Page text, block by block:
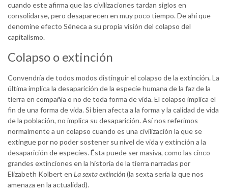
cuando este afirma que las civilizaciones tardan siglos en
consolidarse, pero desaparecen en muy poco tiempo. De ahí que
denomine efecto Séneca a su propia visión del colapso del
capitalismo.
Colapso o extinción
Convendría de todos modos distinguir el colapso de la extinción. La
última implica la desaparición de la especie humana de la faz de la
tierra en compañía o no de toda forma de vida. El colapso implica el
fin de una forma de vida. Si bien afecta a la forma y la calidad de vida
de la población, no implica su desaparición. Así nos referimos
normalmente a un colapso cuando es una civilización la que se
extingue por no poder sostener su nivel de vida y extinción a la
desaparición de especies. Ésta puede ser masiva, como las cinco
grandes extinciones en la historia de la tierra narradas por
Elizabeth Kolbert en La sexta extinción(la sexta sería la que nos
amenaza en la actualidad).